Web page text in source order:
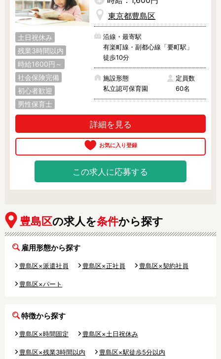
土日祝休み
残業3時間以内
時給1600円～
社会保険完備
初心者歓迎
男性保育士
東京都豊島区
沿線・最寄駅
有楽町線・副都心線「要町駅」
徒歩10分
施設形態
私立認可保育園
定員数
60名
詳細を見る
この求人に応募する
豊島区の求人を条件から探す
雇用形態から探す
豊島区×派遣社員 豊島区×正社員 豊島区×契約社員
豊島区×パート
特徴から探す
豊島区×時間固定 豊島区×土日祝休み
豊島区×残業3時間以内 豊島区×駅徒歩5分以内